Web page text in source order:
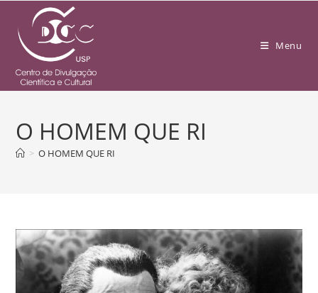
Menu
O HOMEM QUE RI
> O HOMEM QUE RI